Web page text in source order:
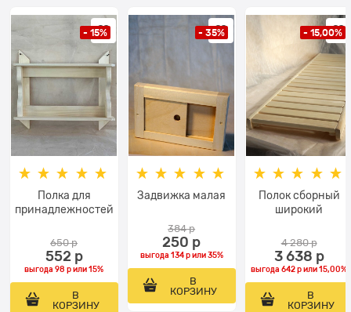
- 15%
Полка для
принадлежностей
650 р
552 р
выгода98 рили15%
В
КОРЗИНУ
- 35%
Задвижка малая
384 р
250 р
выгода 134 рили35%
В
КОРЗИНУ
- 15,00%
Полок сборный
широкий
4 280 р
3 638 р
выгода642 рили15,00%
В
КОРЗИНУ